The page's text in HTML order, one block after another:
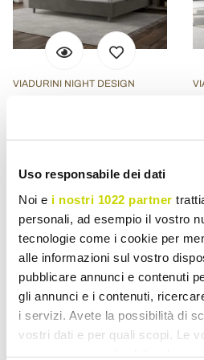
Uso responsabile dei dati
Noi e i nostri 1022 partner
personali, ad esempio il vostro
tecnologie come i cookie per
alle informazioni sul vostro
pubblicare annunci e contenuti
gli annunci e i contenuti,
i servizi. Avete la possibilità di
vostri dati e per quali scopi. Le
VIADURINI NIGHT DESIGN
190x200 cm met hoofdbord
in Italië - Pallone
€ 898,97 € 1.123,71 - 20% €